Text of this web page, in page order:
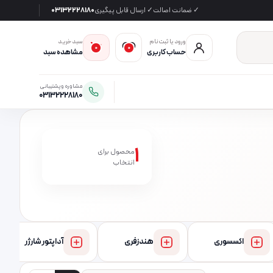
✓ ضمانت اصالت✓ ارسال قابل پیگیری03132228180
ورود یا ثبت‌نام
حساب کاربری 0
0
سبد خرید
مشاهده سبد
مشاوره و پشتیبانی
03132228180
1محصول برای
انتخاب
اکسسوری هندزفری آداپتور شارژر